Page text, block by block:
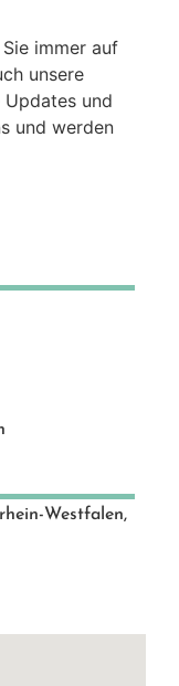
immer auf
unsere
und
und werden
Westfalen,